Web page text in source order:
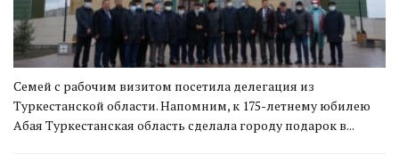
Семей с рабочим визитом посетила делегация из
Туркестанской области. Напомним, к 175-летнему юбилею
Абая Туркестанская область сделала городу подарок в...